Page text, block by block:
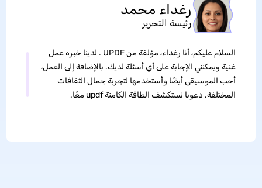
رغداء محمد
رئيسة التحرير
السلام عليكم، أنا رغداء، مؤلفة من UPDF . لدينا خبرة عمل
غنية ويمكنني الإجابة على أي أسئلة لديك. بالإضافة إلى العمل،
أحب الموسيقى أيضًا وأستخدمها لتجربة جمال الثقافات
المختلفة. دعونا نستكشف الطاقة الكامنة updf معًا.